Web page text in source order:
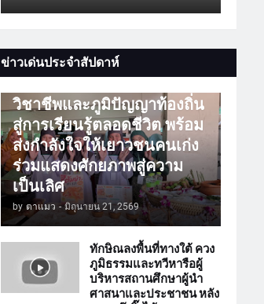
ข่าวเด่นประจำสัปดาห์
การศึกษา
วิชาชีพและภูมิปัญญาท้องถิ่น
สู่การเรียนรู้ตลอดชีวิต พร้อม
ส่งกำลังใจให้เยาวชนคนเก่ง
ร่วมแสดงศักยภาพสู่ความ
เป็นเลิศ
by ตาแมว - มิถุนายน 21, 2569
ทักษิณลงพื้นที่ทางใต้ ควง
ภูมิธรรมและทวีหารือผู้
บริหารสถานศึกษาผู้นำ
ศาสนาและประชาชน หลัง